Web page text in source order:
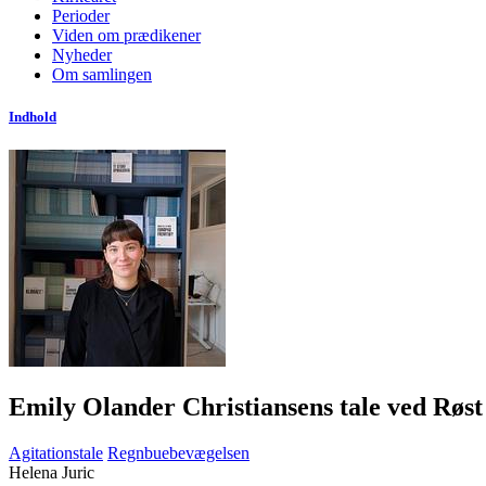
Perioder
Viden om prædikener
Nyheder
Om samlingen
Indhold
Emily Olander Christiansens tale ved
Agitationstale Regnbuebevægelsen
Helena Juric